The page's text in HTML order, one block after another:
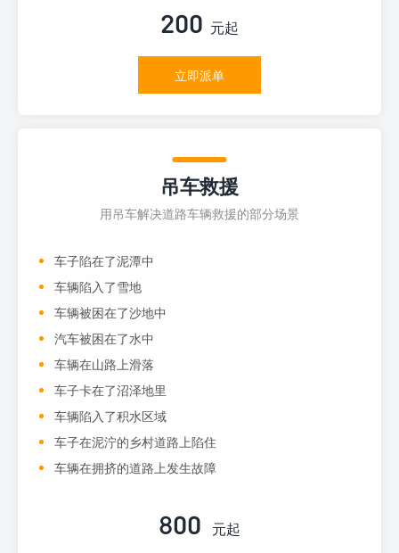
200 元起
立即派单
吊车救援
用吊车解决道路车辆救援的部分场景
车子陷在了泥潭中
车辆陷入了雪地
车辆被困在了沙地中
汽车被困在了水中
车辆在山路上滑落
车子卡在了沼泽地里
车辆陷入了积水区域
车子在泥泞的乡村道路上陷住
车辆在拥挤的道路上发生故障
800 元起